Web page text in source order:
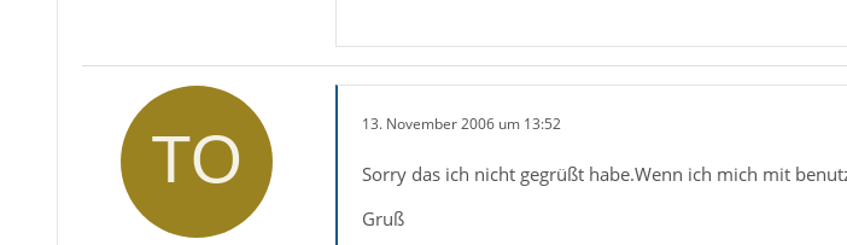
13. November 2006 um 13:52
Sorry das ich nicht gegrüßt habe.Wenn ich mich mit
Gruß